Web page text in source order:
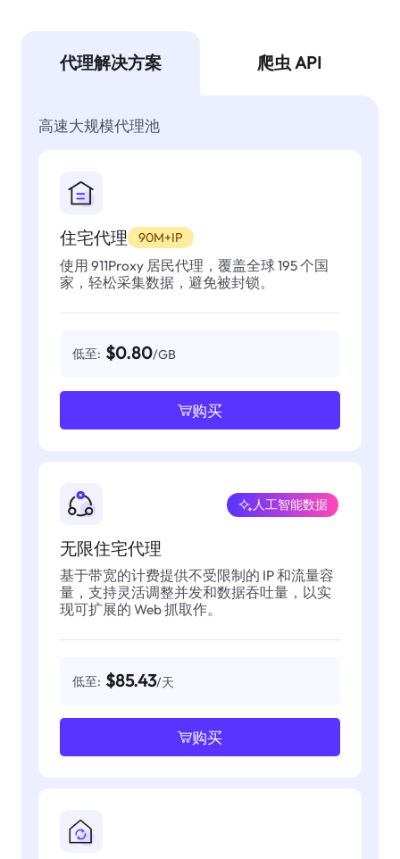
代理解决方案 爬虫 API
高速大规模代理池
住宅代理 90M+IP
使用 911Proxy 居民代理，覆盖全球 195 个国
家，轻松采集数据，避免被封锁。
低至: $0.80/GB
购买
无限住宅代理
人工智能数据
基于带宽的计费提供不受限制的 IP 和流量容
量，支持灵活调整并发和数据吞吐量，以实
现可扩展的 Web 抓取作。
低至: $85.43/天
购买